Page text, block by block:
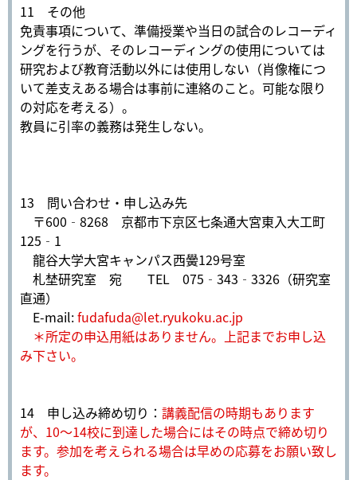
11 その他
免責事項について、準備授業や当日の試合のレコーディ
ングを行うが、そのレコーディングの使用については
研究および教育活動以外には使用しない（肖像権につ
いて差支えある場合は事前に連絡のこと。可能な限り
の対応を考える）。
教員に引率の義務は発生しない。
13 問い合わせ・申し込み先
〒600‐8268 京都市下京区七条通大宮東入大工町
125‐1
龍谷大学大宮キャンパス西黌129号室
札埜研究室 宛 TEL 075‐343‐3326（研究室
直通）
E-mail:fudafuda@let.ryukoku.ac.jp
＊所定の申込用紙はありません。上記までお申し込
み下さい。
14 申し込み締め切り： 講義配信の時期もあります
が、10～14校に到達した場合にはその時点で締め切り
ます。参加を考えられる場合は早めの応募をお願い致し
ます。